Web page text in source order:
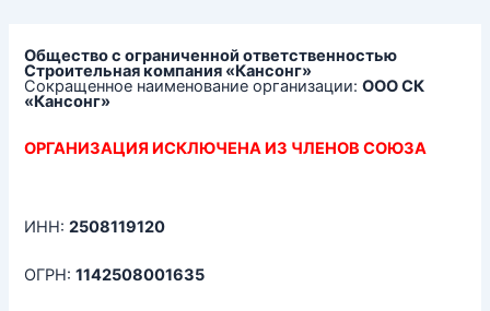
Общество с ограниченной ответственностью
Строительная компания «Кансонг»
Сокращенное наименование организации:ООО СК
«Кансонг»
ОРГАНИЗАЦИЯ ИСКЛЮЧЕНА ИЗ ЧЛЕНОВ СОЮЗА
ИНН:2508119120
ОГРН:1142508001635